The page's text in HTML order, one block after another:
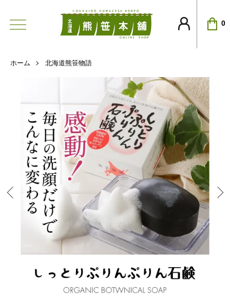
0
ホーム 北海道熊笹物語